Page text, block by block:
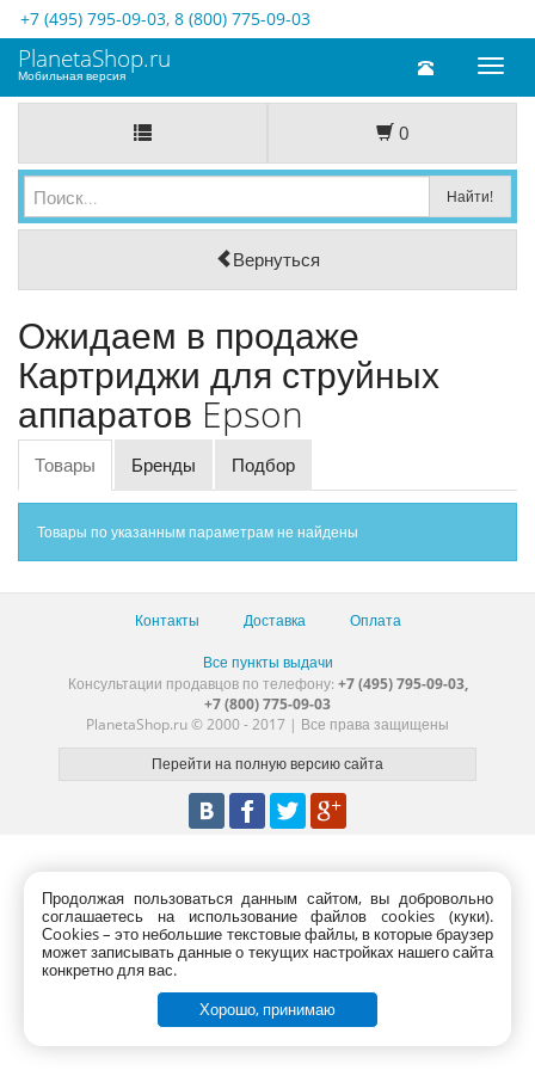
+7 (495) 795-09-03, 8 (800) 775-09-03
Toggle
PlanetaShop.ru
Мобильная версия
0
Вернуться
Ожидаем в продаже
Картриджи для струйных
аппаратов Epson
Товары Бренды Подбор
Товары по указанным параметрам не найдены
Контакты Доставка Оплата
Все пункты выдачи
Консультации продавцов по телефону: +7 (495) 795-09-03,
+7 (800) 775-09-03
PlanetaShop.ru © 2000 - 2017 | Все права защищены
Продолжая пользоваться данным сайтом, вы добровольно
соглашаетесь на использование файлов cookies (куки).
Сookies – это небольшие текстовые файлы, в которые браузер
может записывать данные о текущих настройках нашего сайта
конкретно для вас.
Хорошо, принимаю